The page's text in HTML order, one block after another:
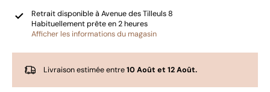
Retrait disponible àAvenue des Tilleuls 8
Habituellement prête en 2 heures
Afficher les informations du magasin
Livraison estimée entre10 Août et 12 Août.